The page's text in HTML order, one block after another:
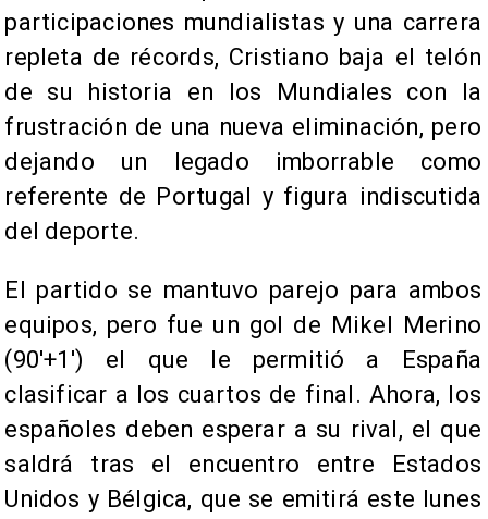
participaciones mundialistas y una carrera
repleta de récords, Cristiano baja el telón
de su historia en los Mundiales con la
frustración de una nueva eliminación, pero
dejando un legado imborrable como
referente de Portugal y figura indiscutida
del deporte.
El partido se mantuvo parejo para ambos
equipos, pero fue un gol de Mikel Merino
(90'+1') el que le permitió a España
clasificar a los cuartos de final. Ahora, los
españoles deben esperar a su rival, el que
saldrá tras el encuentro entre Estados
Unidos y Bélgica, que se emitirá este lunes